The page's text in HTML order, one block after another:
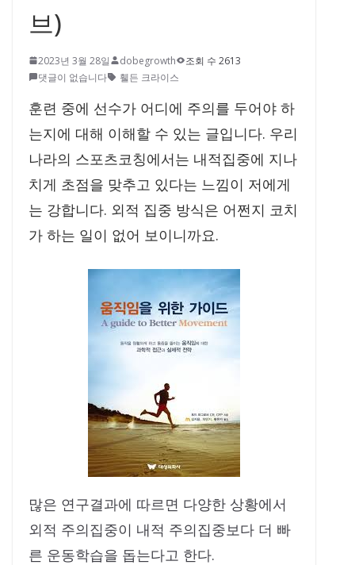
브)
2023년 3월 28일 dobegrowth
조회 수 2613
댓글이 없습니다
휄든 크라이스
훈련 중에 선수가 어디에 주의를 두어야 하
는지에 대해 이해할 수 있는 글입니다. 우리
나라의 스포츠코칭에서는 내적집중에 지나
치게 초점을 맞추고 있다는 느낌이 저에게
는 강합니다. 외적 집중 방식은 어쩐지 코치
가 하는 일이 없어 보이니까요.
많은 연구결과에 따르면 다양한 상황에서
외적 주의집중이 내적 주의집중보다 더 빠
른 운동학습을 돕는다고 한다.